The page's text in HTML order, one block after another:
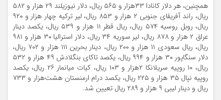
همچنین، هر دلار کانادا ۳۳هزار و ۵۶۵ ریال، دلار نیوزیلند ۲۹ هزار و ۵۸۲
ریال، راند آفریقای جنوبی ۲ هزار و ۸۵۳ ریال، لیر ترکیه چهار هزار و ۹۲۰
ریال، روبل روسیه ۵۷۴ ریال، ریال قطر ۱۱ هزار و ۵۳۹ ریال، یکصد دینار
عراق ۲‌ هزار و ۸۷۸ ریال، لیر سوریه ۳۴ ریال، دلار استرالیا ۳۰ هزار و ۹۸۱
ریال، ریال سعودی ۱۱ هزار و ۲۰۰ ریال، دینار بحرین ۱۱۱ هزار و ۷۰۲ ریال،
دلار سنگاپور ۳۰ هزار و ۹۹۴ ریال، یکصد تاکای بنگلادش ۴۹ هزار و ۵۳۲
ریال، ۱۰ روپیه سریلانکا ۲‌هزار و ۱۰۳ ریال، کیات میانمار ۲۶ ریال، یکصد
روپیه نپال ۳۵ هزار و ۲۲۵ ریال، یکصد درام ارمنستان هشت‌هزار و ۷۳۳
ریال و دینار لیبی ۹ هزار و ۲۸۹ ریال تعیین شد.